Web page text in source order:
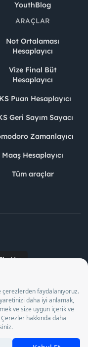
YouthBlog
ARAÇLAR
Not Ortalaması
Hesaplayıcı
Vize Final Büt
Hesaplayıcı
Puan Hesaplayıcı
Geri Sayım Sayacı
Zamanlayıcı
Maaş Hesaplayıcı
Tüm araçlar
A.Ş. Özel İstihdam
tarihleri arasında
Kurumu tarafından
karar uyarınca 1078 nolu
sayılı kanun uyarınca iş